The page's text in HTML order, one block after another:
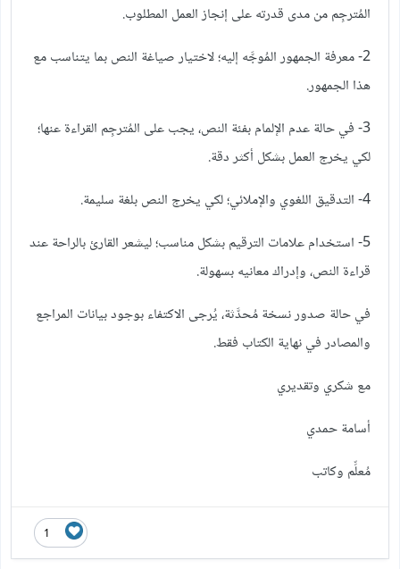
المُترجِم من مدى قدرته على إنجاز العمل المطلوب.
2- معرفة الجمهور المُوجَّه إليه؛ لاختيار صياغة النص بما يتناسب مع
هذا الجمهور.
3- في حالة عدم الإلمام بفئة النص، يجب على المُترجِم القراءة عنها؛
لكي يخرج العمل بشكل أكثر دقة.
4- التدقيق اللغوي والإملائي؛ لكي يخرج النص بلغة سليمة.
5- استخدام علامات الترقيم بشكل مناسب؛ ليشعر القارئ بالراحة عند
قراءة النص، وإدراك معانيه بسهولة.
في حالة صدور نسخة مُحدَّثة، يُرجى الاكتفاء بوجود بيانات المراجع
والمصادر في نهاية الكتاب فقط.
مع شكري وتقديري
أسامة حمدي
مُعلِّم وكاتب
1